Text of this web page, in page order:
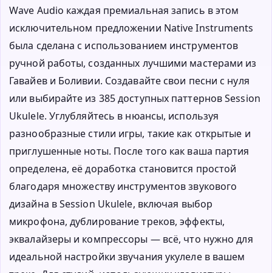
Wave Audio каждая премиальная запись в этом
исключительном предложении Native Instruments
была сделана с использованием инструментов
ручной работы, созданных лучшими мастерами из
Гавайев и Боливии. Создавайте свои песни с нуля
или выбирайте из 385 доступных паттернов Session
Ukulele. Углубляйтесь в нюансы, используя
разнообразные стили игры, такие как открытые и
приглушенные ноты. После того как ваша партия
определена, её доработка становится простой
благодаря множеству инструментов звукового
дизайна в Session Ukulele, включая выбор
микрофона, дублирование треков, эффекты,
эквалайзеры и компрессоры — всё, что нужно для
идеальной настройки звучания укулеле в вашем